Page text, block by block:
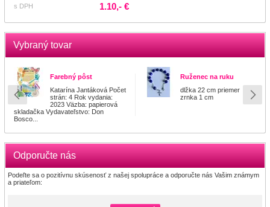
s DPH 1.10,- €
Vybraný tovar
Farebný pôst
Katarína Jantáková Počet
strán: 4 Rok vydania:
2023 Väzba: papierová
skladačka Vydavateľstvo: Don
Bosco...
Ruženec na ruku
dlžka 22 cm priemer
zrnka 1 cm
Odporučte nás
Podeľte sa o pozitívnu skúsenosť z našej spolupráce a odporučte nás Vašim známym
a priateľom: